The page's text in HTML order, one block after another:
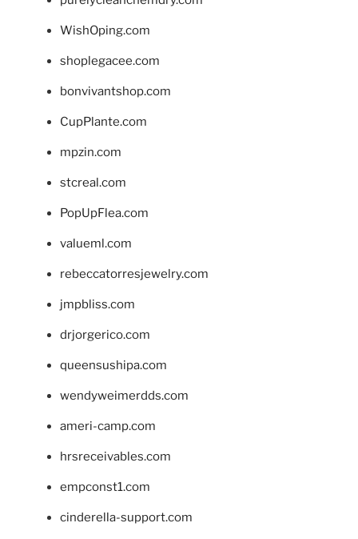
WishOping.com
shoplegacee.com
bonvivantshop.com
CupPlante.com
mpzin.com
stcreal.com
PopUpFlea.com
valueml.com
rebeccatorresjewelry.com
jmpbliss.com
drjorgerico.com
queensushipa.com
wendyweimerdds.com
ameri-camp.com
hrsreceivables.com
empconst1.com
cinderella-support.com